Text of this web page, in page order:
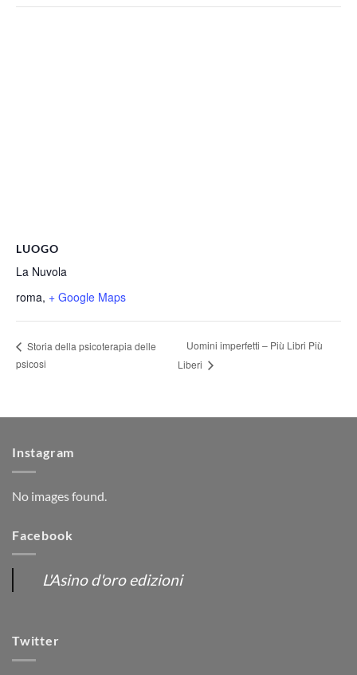
LUOGO
La Nuvola
roma, + Google Maps
Storia della psicoterapia delle
psicosi
Uomini imperfetti – Più Libri Più
Liberi
Instagram
No images found.
Facebook
L'Asino d'oro edizioni
Twitter